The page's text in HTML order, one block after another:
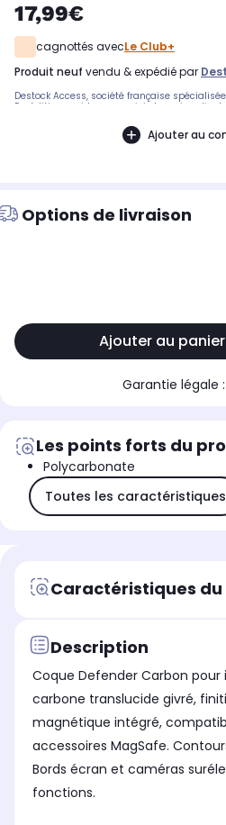
17,99€
cagnottés avecLe Club+
produit neuf vendu & expédié par
Destock Access, société française
Expédition rapide avec suivi et service client
Ajouter au
Options de livraison
Ajouter au panier
Garantie légale :
Les points forts du
Polycarbonate
Toutes les caractéristiques
Caractéristiques
Description
Coque Defender Carbon pour
carbone translucide givré,
magnétique intégré,
accessoires MagSafe.
Bords écran et caméras
fonctions.